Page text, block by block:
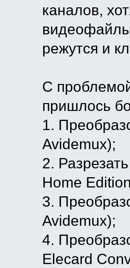
каналов,
режутся и
С
пришлось
1.
Avidemux);
2.
Home
3.
Avidemux);
4.
Elecard